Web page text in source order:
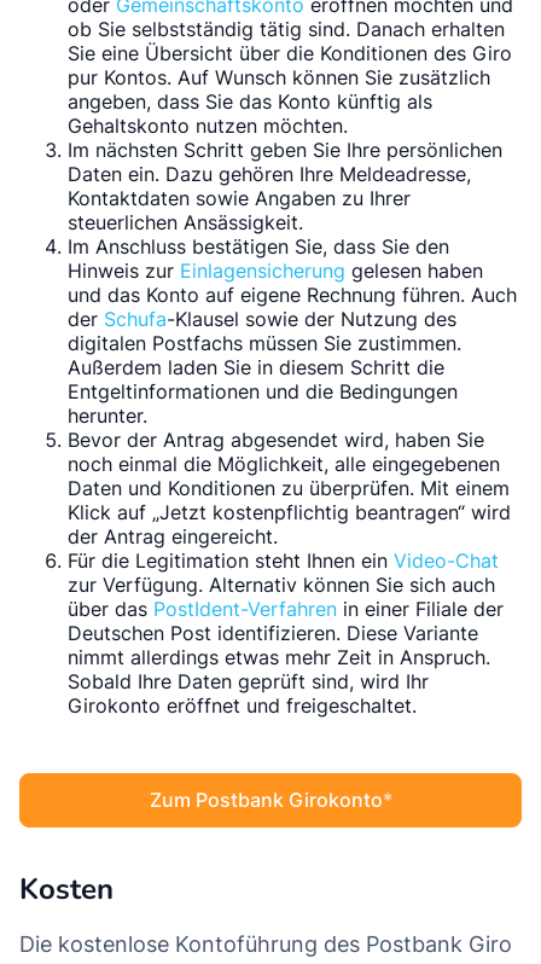
oder Gemeinschaftskonto eröffnen möchten und
ob Sie selbstständig tätig sind. Danach erhalten
Sie eine Übersicht über die Konditionen des Giro
pur Kontos. Auf Wunsch können Sie zusätzlich
angeben, dass Sie das Konto künftig als
Gehaltskonto nutzen möchten.
Im nächsten Schritt geben Sie Ihre persönlichen
Daten ein. Dazu gehören Ihre Meldeadresse,
Kontaktdaten sowie Angaben zu Ihrer
steuerlichen Ansässigkeit.
Im Anschluss bestätigen Sie, dass Sie den
Hinweis zur Einlagensicherung gelesen haben
und das Konto auf eigene Rechnung führen. Auch
der Schufa-Klausel sowie der Nutzung des
digitalen Postfachs müssen Sie zustimmen.
Außerdem laden Sie in diesem Schritt die
Entgeltinformationen und die Bedingungen
herunter.
Bevor der Antrag abgesendet wird, haben Sie
noch einmal die Möglichkeit, alle eingegebenen
Daten und Konditionen zu überprüfen. Mit einem
Klick auf „Jetzt kostenpflichtig beantragen“ wird
der Antrag eingereicht.
Für die Legitimation steht Ihnen ein Video-Chat
zur Verfügung. Alternativ können Sie sich auch
über das PostIdent-Verfahren in einer Filiale der
Deutschen Post identifizieren. Diese Variante
nimmt allerdings etwas mehr Zeit in Anspruch.
Sobald Ihre Daten geprüft sind, wird Ihr
Girokonto eröffnet und freigeschaltet.
Zum Postbank Girokonto
Kosten
Die kostenlose Kontoführung des Postbank Giro